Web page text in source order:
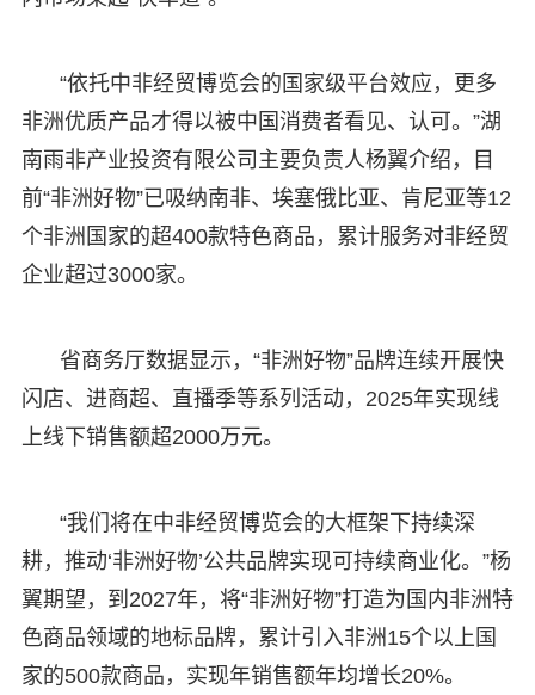
“依托中非经贸博览会的国家级平台效应，更多
非洲优质产品才得以被中国消费者看见、认可。”湖
南雨非产业投资有限公司主要负责人杨翼介绍，目
前“非洲好物”已吸纳南非、埃塞俄比亚、肯尼亚等12
个非洲国家的超400款特色商品，累计服务对非经贸
企业超过3000家。
省商务厅数据显示，“非洲好物”品牌连续开展快
闪店、进商超、直播季等系列活动，2025年实现线
上线下销售额超2000万元。
“我们将在中非经贸博览会的大框架下持续深
耕，推动‘非洲好物’公共品牌实现可持续商业化。”杨
翼期望，到2027年，将“非洲好物”打造为国内非洲特
色商品领域的地标品牌，累计引入非洲15个以上国
家的500款商品，实现年销售额年均增长20%。